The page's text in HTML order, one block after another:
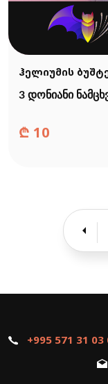
ჰელიუმის
3 დონიანი
₾ 10
arrow_left
+995 571 31 03